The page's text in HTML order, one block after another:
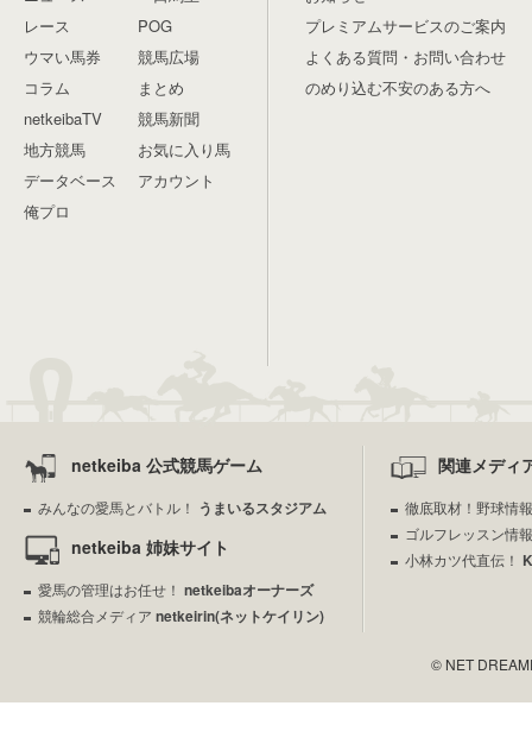
レース
ウマい馬券
コラム
netkeibaTV
地方競馬
データベース
俺プロ
POG
競馬広場
まとめ
競馬新聞
お気に入り馬
アカウント
プレミアムサービスのご案内
よくある質問・お問い合わせ
のめり込む不安のある方へ
netkeiba 公式競馬ゲーム
みんなの愛馬とバトル！ うまいるスタジアム
netkeiba 姉妹サイト
愛馬の管理はお任せ！ netkeibaオーナーズ
競輪総合メディア netkeirin(ネットケイリン)
関連メディ
徹底取材！野球情
ゴルフレッスン情
小林カツ代直伝！
© NET